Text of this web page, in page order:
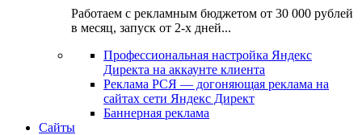
Работаем с рекламным бюджетом от 30 000 рублей
в месяц, запуск от 2-х дней...
Профессиональная настройка Яндекс
Директа на аккаунте клиента
Реклама РСЯ — догоняющая реклама на
сайтах сети Яндекс Директ
Баннерная реклама
Сайты